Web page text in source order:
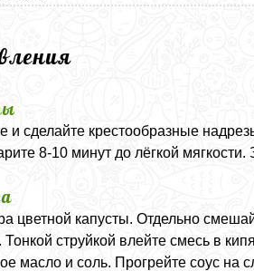
и сделайте крестообразные
8-10 минут до лёгкой
цветной капусты. Отдельно
Тонкой струйкой влейте смесь в
масло и соль. Прогрейте соус на